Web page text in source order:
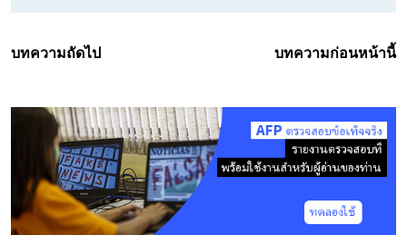
บทความถัดไป บทความก่อนหน้านี้